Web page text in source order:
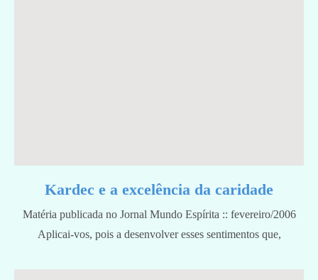
Kardec e a excelência da caridade
Matéria publicada no Jornal Mundo Espírita :: fevereiro/2006
Aplicai-vos, pois a desenvolver esses sentimentos que,